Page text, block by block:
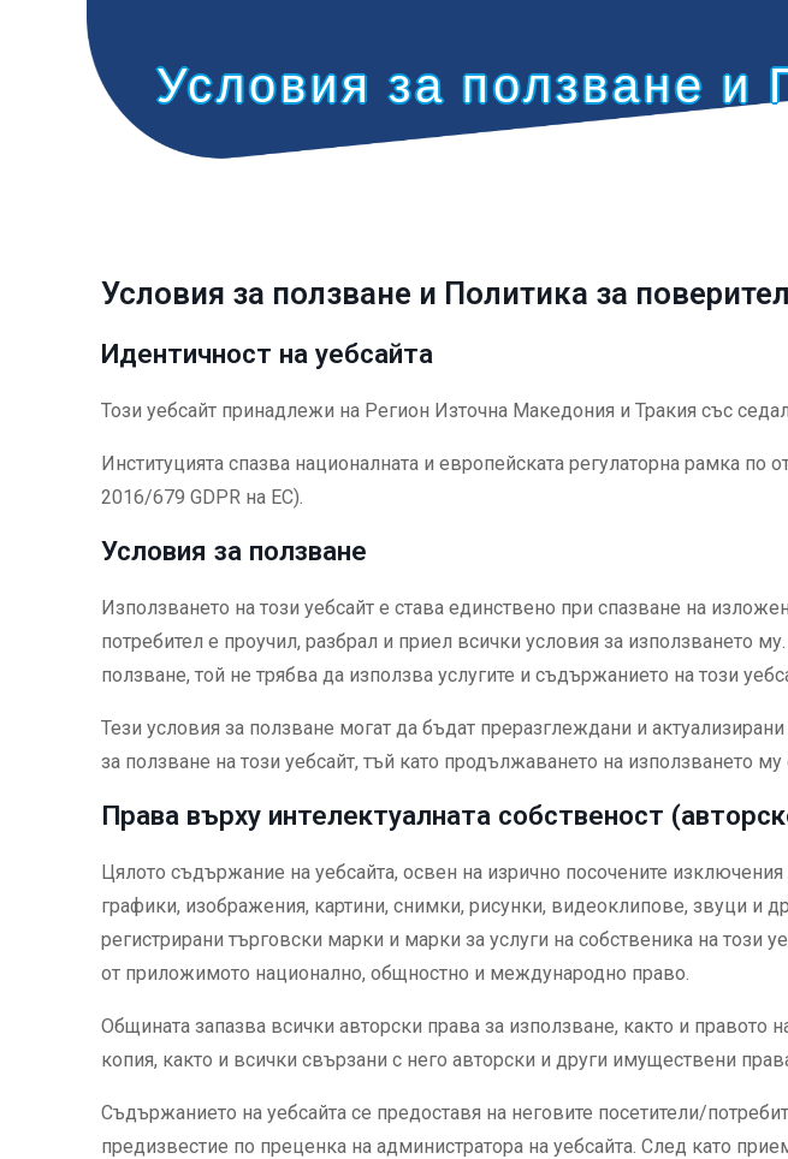
Условия за ползване и
Условия за ползване и Политика за
Идентичност на уебсайта
Този уебсайт принадлежи на Регион Източна Македония и Тракия със
Институцията спазва националната и европейската регулаторна рамка
2016/679 GDPR на ЕС).
Условия за ползване
Използването на този уебсайт е става единствено при спазване на
потребител е проучил, разбрал и приел всички условия за използването
ползване, той не трябва да използва услугите и съдържанието на този
Тези условия за ползване могат да бъдат преразглеждани и
за ползване на този уебсайт, тъй като продължаването на използването
Права върху интелектуалната собственост
Цялото съдържание на уебсайта, освен на изрично посочените
графики, изображения, картини, снимки, рисунки, видеоклипове, звуци и
регистрирани търговски марки и марки за услуги на собственика на
от приложимото национално, общностно и международно право.
Общината запазва всички авторски права за използване, както и
копия, както и всички свързани с него авторски и други имуществени
Съдържанието на уебсайта се предоставя на неговите посетители/
предизвестие по преценка на администратора на уебсайта. След като